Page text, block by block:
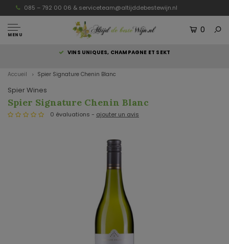
085 – 792 00 06 & serviceteam@altijddebestewijn.nl
MENU
0
VINS UNIQUES, CHAMPAGNE ET SEKT
Accueil Spier Signature Chenin Blanc
Spier Wines
Spier Signature Chenin Blanc
0 évaluations - ajouter un avis